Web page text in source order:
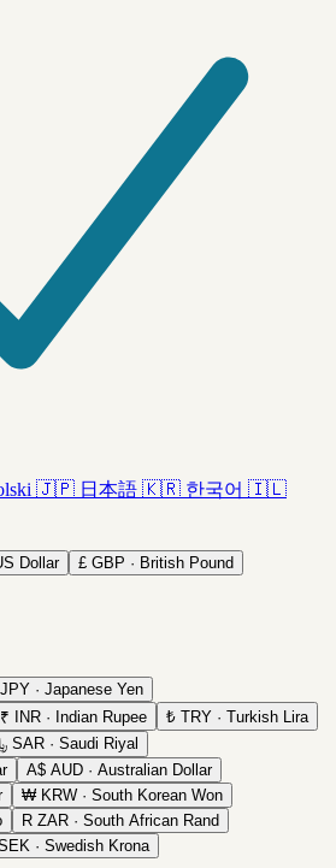
🇯🇵 日本語 🇰🇷 한국어 🇮🇱
Dollar £ GBP · British Pound
JPY · Japanese Yen
₹ INR · Indian Rupee ₺ TRY · Turkish Lira
SAR · Saudi Riyal
A$ AUD · Australian Dollar
₩ KRW · South Korean Won
R ZAR · South African Rand
· Swedish Krona